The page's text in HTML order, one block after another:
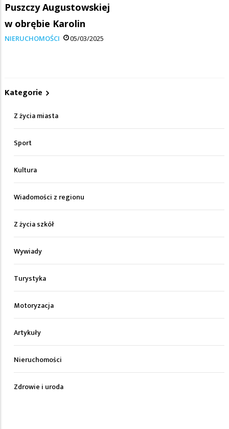
Puszczy Augustowskiej
w obrębie Karolin
NIERUCHOMOŚCI 05/03/2025
Kategorie
Z życia miasta
Sport
Kultura
Wiadomości z regionu
Z życia szkół
Wywiady
Turystyka
Motoryzacja
Artykuły
Nieruchomości
Zdrowie i uroda